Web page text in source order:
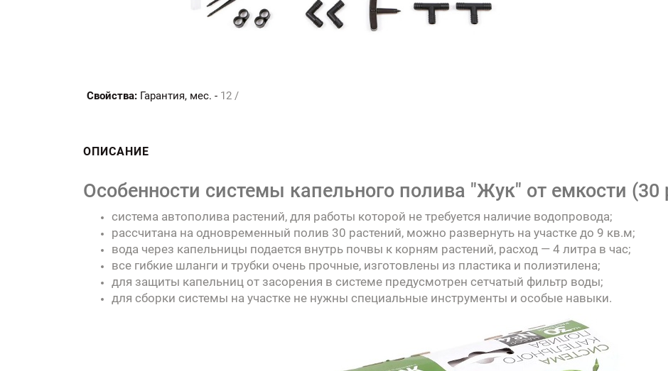
Свойства: Гарантия, мес. - 12 /
ОПИСАНИЕ
Особенности системы капельного полива "Жук" от емкости (30
система автополива растений, для работы которой не требуется наличие водопровода;
рассчитана на одновременный полив 30 растений, можно развернуть на участке до 9 кв.м;
вода через капельницы подается внутрь почвы к корням растений, расход — 4 литра в час;
все гибкие шланги и трубки очень прочные, изготовлены из пластика и полиэтилена;
для защиты капельниц от засорения в системе предусмотрен сетчатый фильтр воды;
для сборки системы на участке не нужны специальные инструменты и особые навыки.